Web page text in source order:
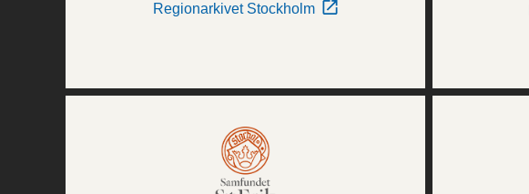
Regionarkivet Stockholm